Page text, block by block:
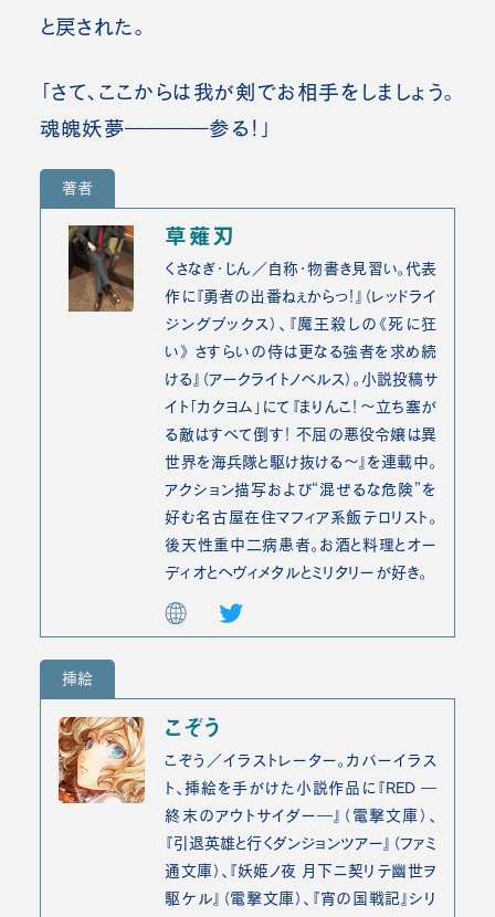
と戻された。
「さて、ここからは我が剣でお相手をしましょう。
魂魄妖夢――――参る！」
著者
草薙刃
くさなぎ・じん／自称・物書き見習い。代表
作に『勇者の出番ねぇからっ！』（レッドライ
ジングブックス）、『魔王殺しの《死に狂
い》 さすらいの侍は更なる強者を求め続
ける』（アークライトノベルス）。小説投稿サ
イト「カクヨム」にて『まりんこ！～立ち塞が
る敵はすべて倒す！ 不屈の悪役令嬢は異
世界を海兵隊と駆け抜ける～』を連載中。
アクション描写および“混ぜるな危険”を
好む名古屋在住マフィア系飯テロリスト。
後天性重中二病患者。お酒と料理とオー
ディオとヘヴィメタルとミリタリーが好き。
挿絵
こぞう
こぞう／イラストレーター。カバーイラス
ト、挿絵を手がけた小説作品に『RED ―
終末のアウトサイダー―』（電撃文庫）、
『引退英雄と行くダンジョンツアー』（ファミ
通文庫）、『妖姫ノ夜 月下ニ契リテ幽世ヲ
駆ケル』（電撃文庫）、『宵の国戦記』シリ